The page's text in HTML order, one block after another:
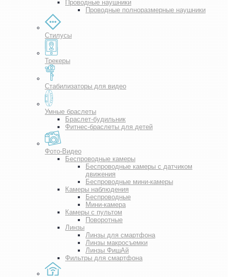
Проводные наушники
Проводные полноразмерные наушники
Стилусы
Трекеры
Стабилизаторы для видео
Умные браслеты
Браслет-будильник
Фитнес-браслеты для детей
Фото-Видео
Беспроводные камеры
Беспроводные камеры с датчиком
движения
Беспроводные мини-камеры
Камеры наблюдения
Беспроводные
Мини-камера
Камеры с пультом
Поворотные
Линзы
Линзы для смартфона
Линзы макросъемки
Линзы ФишАй
Фильтры для смартфона